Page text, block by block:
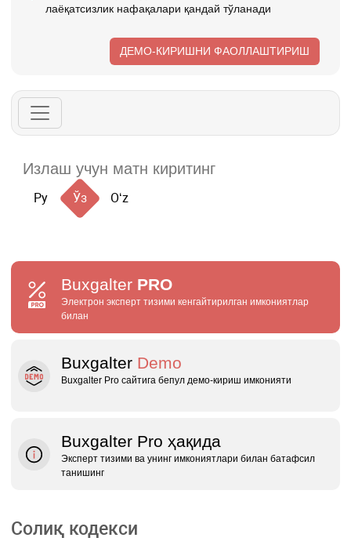
лаёқатсизлик нафақалари қандай тўланади
ДЕМО-КИРИШНИ ФАОЛЛАШТИРИШ
Ру Ўз Oʻz
Buxgalter PRO
Электрон эксперт тизими кенгайтирилган имкониятлар
билан
Buxgalter Demo
Buxgalter Pro сайтига бепул демо‑кириш имконияти
Buxgalter Pro ҳақида
Эксперт тизими ва унинг имкониятлари билан батафсил
танишинг
Солиқ кодекси